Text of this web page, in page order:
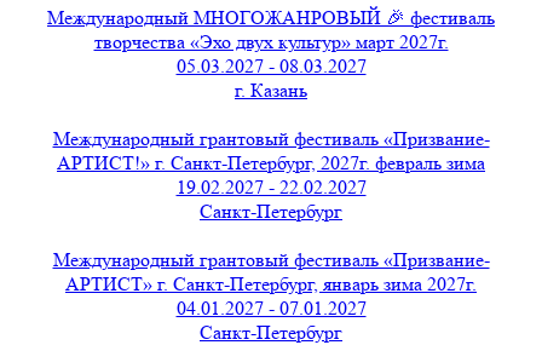
Международный МНОГОЖАНРОВЫЙ 🎉 фестиваль
творчества «Эхо двух культур» март 2027г.
05.03.2027 - 08.03.2027
г. Казань
Международный грантовый фестиваль «Призвание-
АРТИСТ!» г. Санкт-Петербург, 2027г. февраль зима
19.02.2027 - 22.02.2027
Санкт-Петербург
Международный грантовый фестиваль «Призвание-
АРТИСТ» г. Санкт-Петербург, январь зима 2027г.
04.01.2027 - 07.01.2027
Санкт-Петербург